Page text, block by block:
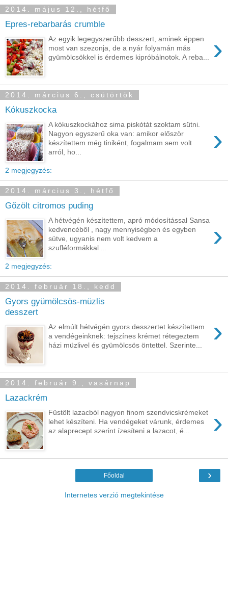
2014. május 12., hétfő
Epres-rebarbarás crumble
›
Az egyik legegyszerűbb desszert, aminek éppen
most van szezonja, de a nyár folyamán más
gyümölcsökkel is érdemes kipróbálnotok. A reba...
2014. március 6., csütörtök
Kókuszkocka
›
A kókuszkockához sima piskótát szoktam sütni.
Nagyon egyszerű oka van: amikor először
készítettem még tiniként, fogalmam sem volt
arról, ho...
2 megjegyzés:
2014. március 3., hétfő
Gőzölt citromos puding
›
A hétvégén készítettem, apró módosítással Sansa
kedvencéből , nagy mennyiségben és egyben
sütve, ugyanis nem volt kedvem a
szufléformákkal ...
2 megjegyzés:
2014. február 18., kedd
Gyors gyümölcsös-müzlis
desszert
›
Az elmúlt hétvégén gyors desszertet készítettem
a vendégeinknek: tejszínes krémet rétegeztem
házi müzlivel és gyümölcsös öntettel. Szerinte...
2014. február 9., vasárnap
Lazackrém
›
Füstölt lazacból nagyon finom szendvicskrémeket
lehet készíteni. Ha vendégeket várunk, érdemes
az alaprecept szerint ízesíteni a lazacot, é...
›
Főoldal
Internetes verzió megtekintése